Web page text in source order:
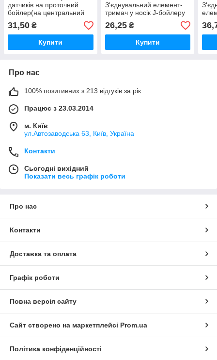
датчиків на проточний
бойлер(на центральний
гвинт), Royal, Magic
31,50 ₴
Купити
З'єднувальний елемент-
тримач у носік J-бойлеру
26,25₴
Купити
у
Про нас
100% позитивних з 213 відгуків за рік
Працює з 23.03.2014
м. Київ
ул.Автозаводська 63, Київ, Україна
Контакти
Сьогодні вихідний
Показати весь графік роботи
Про нас
Контакти
Доставка та оплата
Графік роботи
Повна версія сайту
Сайт створено на маркетплейсі Prom.ua
Політика конфіденційності